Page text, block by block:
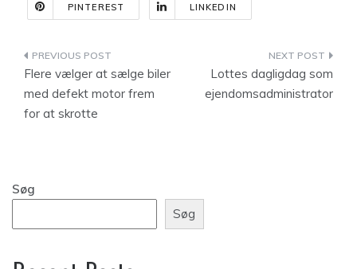
PINTEREST LINKEDIN
Indlægsnavigation
Flere vælger at sælge biler
med defekt motor frem
for at skrotte
Lottes dagligdag som
ejendomsadministrator
Søg
Søg